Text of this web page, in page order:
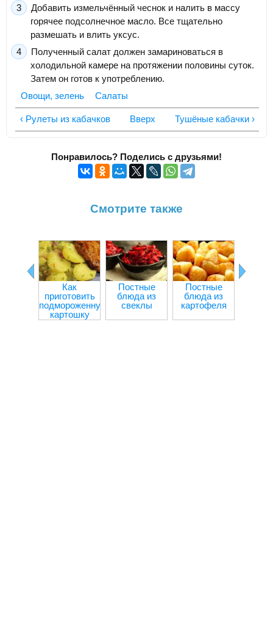
Добавить измельчённый чеснок и налить в массу
горячее подсолнечное масло. Все тщательно
размешать и влить уксус.
Полученный салат должен замариноваться в
холодильной камере на протяжении половины суток.
Затем он готов к употреблению.
Овощи, зелень
Салаты
‹ Рулеты из кабачков Вверх Тушёные кабачки ›
Понравилось? Поделись с друзьями!
Смотрите также
Как
приготовить
подмороженную
картошку
Постные
блюда из
свеклы
Постные
блюда из
картофеля